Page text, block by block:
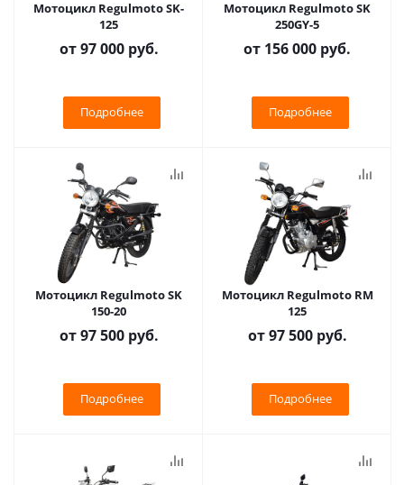
Мотоцикл Regulmoto SK-
125
от97 000 руб.
Подробнее
Мотоцикл Regulmoto SK
250GY-5
от 156 000 руб.
Подробнее
Мотоцикл Regulmoto SK
150-20
от97 500 руб.
Подробнее
Мотоцикл Regulmoto RM
125
от97 500 руб.
Подробнее